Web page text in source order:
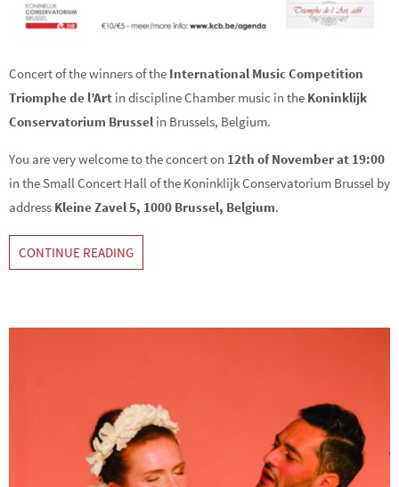
Concert of the winners of the International Music Competition
Triomphe de l’Art in discipline Chamber music in the Koninklijk
Conservatorium Brussel in Brussels, Belgium.
You are very welcome to the concert on 12th of November at 19:00
in the Small Concert Hall of the Koninklijk Conservatorium Brussel by
address Kleine Zavel 5, 1000 Brussel, Belgium.
CONTINUE READING